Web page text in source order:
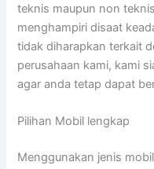
teknis maupun non
menghampiri disaat
tidak diharapkan terkait
perusahaan kami, kami
agar anda tetap dapat
Pilihan Mobil lengkap
Menggunakan jenis